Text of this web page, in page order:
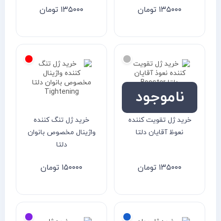
۱۳۵۰۰۰ تومان ۱۳۵۰۰۰ تومان
ناموجود
خرید ژل تقویت کننده
نعوظ آقایان دلتا
۱۳۵۰۰۰ تومان
خرید ژل تنگ کننده
واژینال مخصوص بانوان
دلتا
۱۵۰۰۰۰ تومان